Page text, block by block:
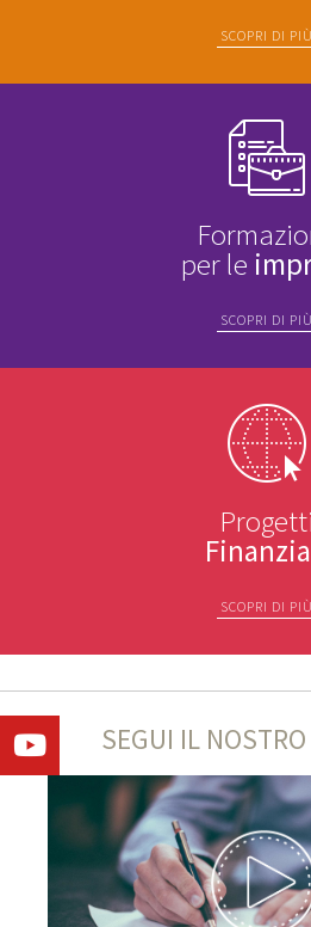
SCOPRI DI PIÙ
per le
SCOPRI DI PIÙ
Progetti
SCOPRI DI PIÙ
SEGUI IL